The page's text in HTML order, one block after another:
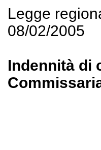
Legge
08/02/2005
Indennità di